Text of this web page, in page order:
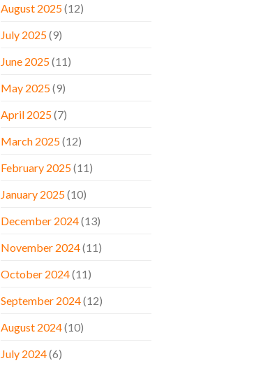
August 2025(12)
July 2025(9)
June 2025(11)
May 2025(9)
April 2025(7)
March 2025(12)
February 2025(11)
January 2025(10)
December 2024(13)
November 2024(11)
October 2024(11)
September 2024(12)
August 2024(10)
July 2024(6)